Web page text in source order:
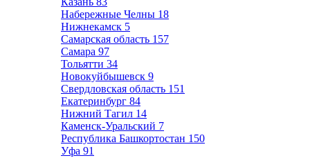
Набережные Челны 18
Нижнекамск 5
Самарская область 157
Самара 97
Тольятти 34
Новокуйбышевск 9
Свердловская область 151
Екатеринбург 84
Нижний Тагил 14
Каменск-Уральский 7
Республика Башкортостан 150
Уфа 91